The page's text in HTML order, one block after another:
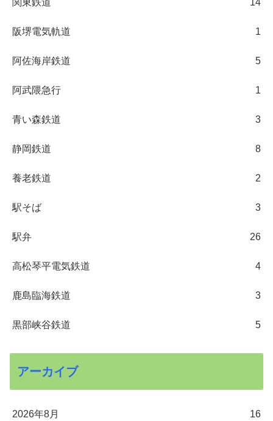
関東鉄道 14
阪堺電気軌道 1
阿佐海岸鉄道 5
阿武隈急行 1
青い森鉄道 3
静岡鉄道 8
養老鉄道 2
駅そば 3
駅弁 26
高松琴平電気鉄道 4
鹿島臨海鉄道 3
黒部峡谷鉄道 5
アーカイブ
2026年8月 16